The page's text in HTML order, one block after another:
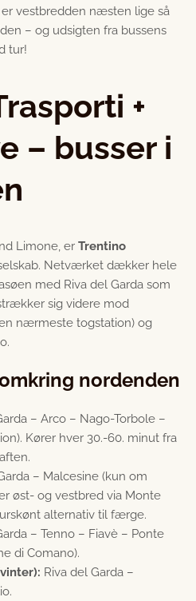
vestbredden næsten lige så
– og udsigten fra bussens
tur!
+
– busser i
Limone, er Trentino
Netværket dækker hele
med Riva del Garda som
sig videre mod
nærmeste togstation) og
nordenden
– Arco – Nago-Torbole –
Kører hver 30.-60. minut fra
– Malcesine (kun om
øst- og vestbred via Monte
alternativ til færge.
– Tenno – Fiavè – Ponte
di Comano).
Riva del Garda –